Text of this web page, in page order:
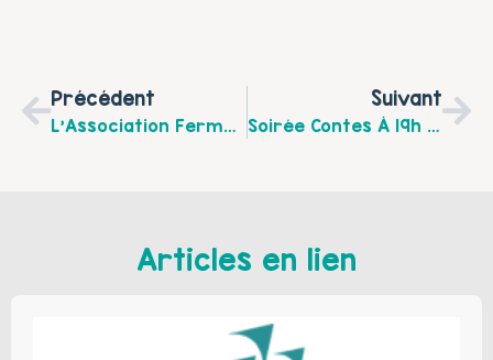
Précédent
L’Association Ferme Beaurepaire Et Les Jardins Familiaux Organisent La Fête Du Vallon Beaurepaire Le Samedi 16 Mai De 14h À 17h.
Suivant
Soirée Contes À 19h Le Vendredi 19 Juin 2015 À Ferques Organisée Par Actishop.
Articles en lien